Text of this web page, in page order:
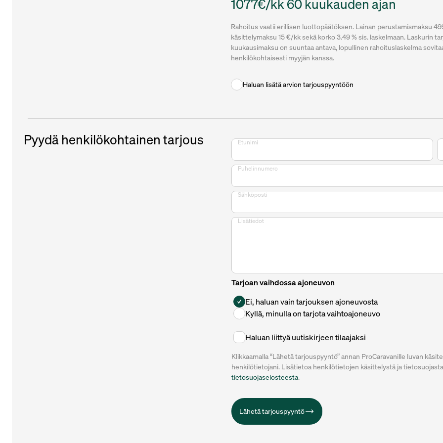
1077€/kk 60 kuukauden ajan
Rahoitus vaatii erillisen luottopäätöksen. Lainan perustamismaksu
käsittelymaksu 15 €/kk sekä korko 3.49 % sis. laskelmaan. Laskurin
kuukausimaksu on suuntaa antava, lopullinen rahoituslaskelma
henkilökohtaisesti myyjän kanssa.
Haluan lisätä arvion tarjouspyyntöön
Pyydä henkilökohtainen tarjous Etunimi
Puhelinnumero
Sähköposti
Lisätiedot
Tarjoan vaihdossa ajoneuvon
Ei, haluan vain tarjouksen ajoneuvosta
Kyllä, minulla on tarjota vaihtoajoneuvo
Haluan liittyä uutiskirjeen tilaajaksi
Klikkaamalla “Lähetä tarjouspyyntö” annan ProCaravanille luvan
henkilötietojani. Lisätietoa henkilötietojen käsittelystä ja
tietosuojaselosteesta.
Lähetä tarjouspyyntö